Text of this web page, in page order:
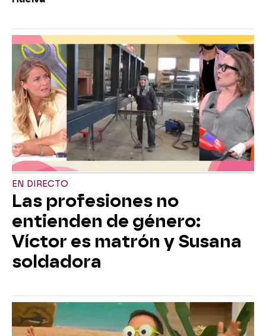
EN DIRECTO
Las profesiones no
entienden de género:
Víctor es matrón y Susana
soldadora